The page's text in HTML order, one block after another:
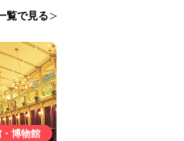
覧で見る
博物館